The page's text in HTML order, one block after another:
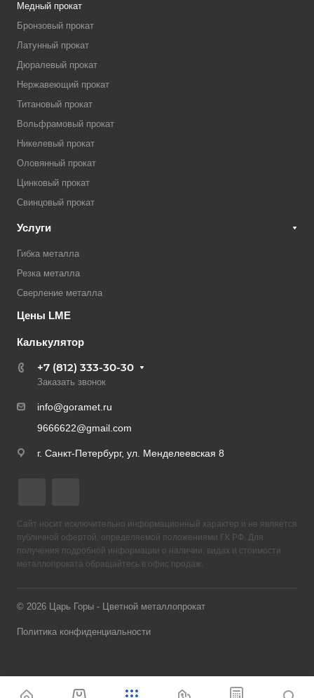
Медный прокат
Бронзовый прокат
Латунный прокат
Дюралевый прокат
Нержавеющий прокат
Титановый прокат
Вольфрамовый прокат
Никелевый прокат
Оловянный прокат
Цинковый прокат
Свинцовый прокат
Услуги
Гибка металла
Резка металла
Сверление металла
Цены LME
Калькулятор
+7 (812) 333-30-30
Заказать звонок
info@goramet.ru
9666622@gmail.com
г. Санкт-Петербург, ул. Менделеевская 8
Сайт носит исключительно информационный характер и не является
публичной офертой, определяемой положениями ГК РФ. Для
получения подробной информации о наличии, видах и стоимости
металлопроката обращайтесь в офис продаж.
© 2026 Царь Горы - Цветной металлопрокат
Политика конфиденциальности